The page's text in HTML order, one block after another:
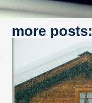
more posts: